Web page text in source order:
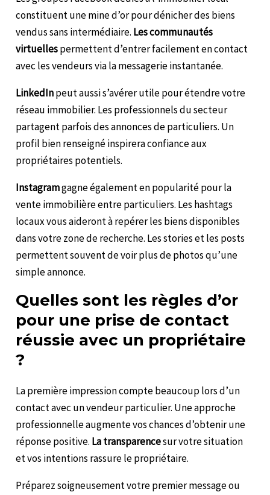
constituent une mine d’or pour dénicher des biens
vendus sans intermédiaire. Les communautés
virtuellespermettent d’entrer facilement en contact
avec les vendeurs via la messagerie instantanée.
LinkedInpeut aussi s’avérer utile pour étendre votre
réseau immobilier. Les professionnels du secteur
partagent parfois des annonces de particuliers. Un
profil bien renseigné inspirera confiance aux
propriétaires potentiels.
Instagramgagne également en popularité pour la
vente immobilière entre particuliers. Les hashtags
locaux vous aideront à repérer les biens disponibles
dans votre zone de recherche. Les stories et les posts
permettent souvent de voir plus de photos qu’une
simple annonce.
Quelles sont les règles d’or
pour une prise de contact
réussie avec un propriétaire
?
La première impression compte beaucoup lors d’un
contact avec un vendeur particulier. Une approche
professionnelle augmente vos chances d’obtenir une
réponse positive. La transparencesur votre situation
et vos intentions rassure le propriétaire.
Préparez soigneusement votre premier message ou